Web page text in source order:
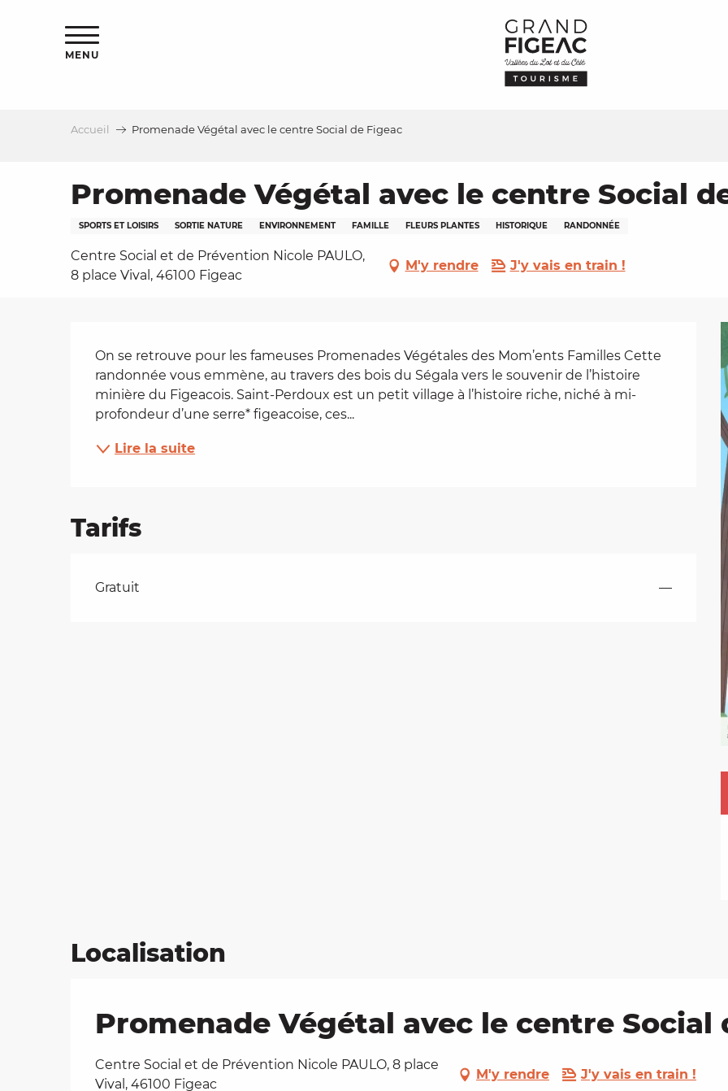
MENU
Accueil Promenade Végétal avec le centre Social de Figeac
Promenade Végétal avec le centre Social
SPORTS ET LOISIRS SORTIE NATURE ENVIRONNEMENT FAMILLE FLEURS PLANTES HISTORIQUE RANDONNÉE
Centre Social et de Prévention Nicole PAULO,
8 place Vival, 46100 Figeac
M'y rendre J'y vais en train !
Description
On se retrouve pour les fameuses Promenades Végétales des Mom’ents Familles Cette
randonnée vous emmène, au travers des bois du Ségala vers le souvenir de l’histoire
minière du Figeacois. Saint-Perdoux est un petit village à l’histoire riche, niché à mi-
profondeur d’une serre* figeacoise, ces...
Lire la suite
Tarifs
Tarifs 2026
Gratuit —
Localisation
Promenade Végétal avec le centre Social
Centre Social et de Prévention Nicole PAULO, 8 place
Vival, 46100 Figeac
M'y rendre J'y vais en train !